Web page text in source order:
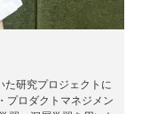
研究プロジェクトに
プロダクトマネジメン